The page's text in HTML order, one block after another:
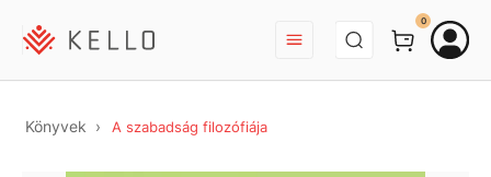
BEJELENTKEZÉS
0
Könyvek A szabadság filozófiája